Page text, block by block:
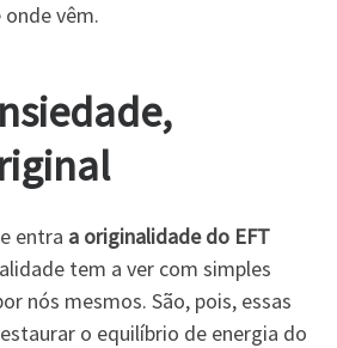
vêm.
entra a originalidade do EFT
tem a ver com simples
nós mesmos. São, pois, essas
o equilíbrio de energia do